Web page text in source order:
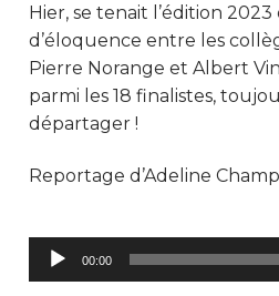
Hier, se tenait l’édition
d’éloquence entre les
Pierre Norange et Albert
parmi les 18 finalistes,
départager !
Reportage d’Adeline
Lecteur
audio
00:00